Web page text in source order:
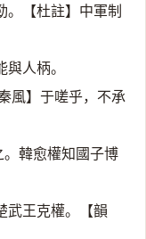
。【杜註】中軍制
人柄。
風】于嗟乎，不承
韓愈權知國子博
武王克權。【韻